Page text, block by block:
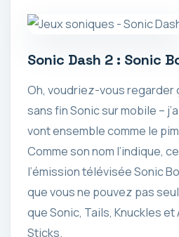
Sonic Dash 2 : Sonic
Oh, voudriez-vous regarder
sans fin Sonic sur mobile –
vont ensemble comme le
Comme son nom l’indique,
l’émission télévisée Sonic
que vous ne pouvez pas
que Sonic, Tails, Knuckles et
Sticks.